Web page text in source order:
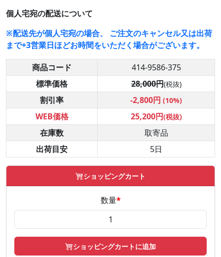
個人宅宛の配送について
※配送先が個人宅宛の場合、 ご注文のキャンセル又は出荷
まで+3営業日ほどお時間をいただく場合がございます。
商品コード
414-9586-375
標準価格
28,000円(税抜)
割引率 -2,800円 (10%)
WEB価格 25,200円(税抜)
在庫数
取寄品
出荷目安
5日
ショッピングカート
数量*
ショッピングカートに追加